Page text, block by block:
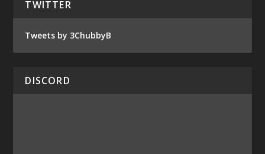
TWITTER
Tweets by 3ChubbyB
DISCORD